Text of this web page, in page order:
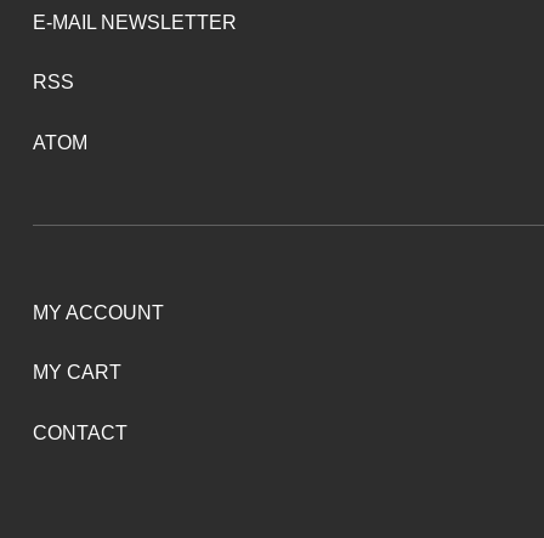
E-MAIL NEWSLETTER
RSS
ATOM
MY ACCOUNT
MY CART
CONTACT